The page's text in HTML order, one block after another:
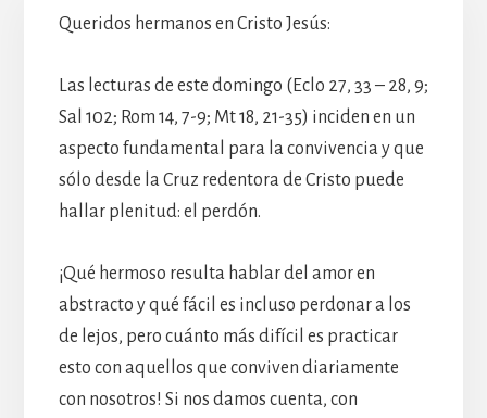
Queridos hermanos en Cristo Jesús:
Las lecturas de este domingo (Eclo 27, 33 – 28, 9;
Sal 102; Rom 14, 7-9; Mt 18, 21-35) inciden en un
aspecto fundamental para la convivencia y que
sólo desde la Cruz redentora de Cristo puede
hallar plenitud: el perdón.
¡Qué hermoso resulta hablar del amor en
abstracto y qué fácil es incluso perdonar a los
de lejos, pero cuánto más difícil es practicar
esto con aquellos que conviven diariamente
con nosotros! Si nos damos cuenta, con